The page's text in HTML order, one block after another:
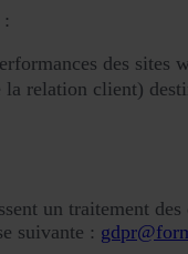
des sites
relation client)
un traitement
suivante :